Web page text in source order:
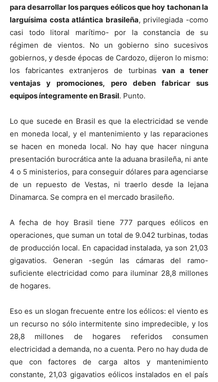
para desarrollar los parques eólicos que hoy tachonan la
larguísima costa atlántica brasileña, privilegiada -como
casi todo litoral marítimo- por la constancia de su
régimen de vientos. No un gobierno sino sucesivos
gobiernos, y desde épocas de Cardozo, dijeron lo mismo:
los fabricantes extranjeros de turbinas van a tener
ventajas y promociones, pero deben fabricar sus
equipos íntegramente en Brasil. Punto.
Lo que sucede en Brasil es que la electricidad se vende
en moneda local, y el mantenimiento y las reparaciones
se hacen en moneda local. No hay que hacer ninguna
presentación burocrática ante la aduana brasileña, ni ante
4 o 5 ministerios, para conseguir dólares para agenciarse
de un repuesto de Vestas, ni traerlo desde la lejana
Dinamarca. Se compra en el mercado brasileño.
A fecha de hoy Brasil tiene 777 parques eólicos en
operaciones, que suman un total de 9.042 turbinas, todas
de producción local. En capacidad instalada, ya son 21,03
gigavatios. Generan -según las cámaras del ramo-
suficiente electricidad como para iluminar 28,8 millones
de hogares.
Eso es un slogan frecuente entre los eólicos: el viento es
un recurso no sólo intermitente sino impredecible, y los
28,8 millones de hogares referidos consumen
electricidad a demanda, no a cuenta. Pero no hay duda de
que con factores de carga altos y mantenimiento
constante, 21,03 gigavatios eólicos instalados en el país